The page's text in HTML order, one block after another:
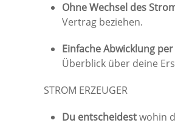
Ohne Wechsel des
Vertrag beziehen.
Einfache Abwicklung
Überblick über deine
STROM ERZEUGER
Du entscheidestwohin